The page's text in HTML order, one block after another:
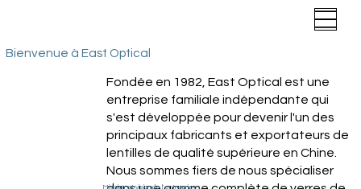
Bienvenue à East Optical
Fondée en 1982, East Optical est une
entreprise familiale indépendante qui
s'est développée pour devenir l'un des
principaux fabricants et exportateurs de
lentilles de qualité supérieure en Chine.
Nous sommes fiers de nous spécialiser
Mission et vision de l'entreprise :